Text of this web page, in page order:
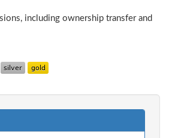
including ownership transfer and